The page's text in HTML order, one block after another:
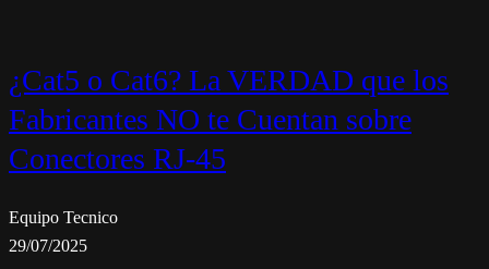
¿Cat5 o Cat6? La VERDAD que los
Fabricantes NO te Cuentan sobre
Conectores RJ-45
Equipo Tecnico
29/07/2025